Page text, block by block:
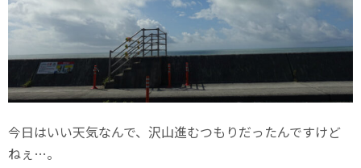
今日はいい天気なんで、沢山進むつもりだったんですけど
ねぇ…。